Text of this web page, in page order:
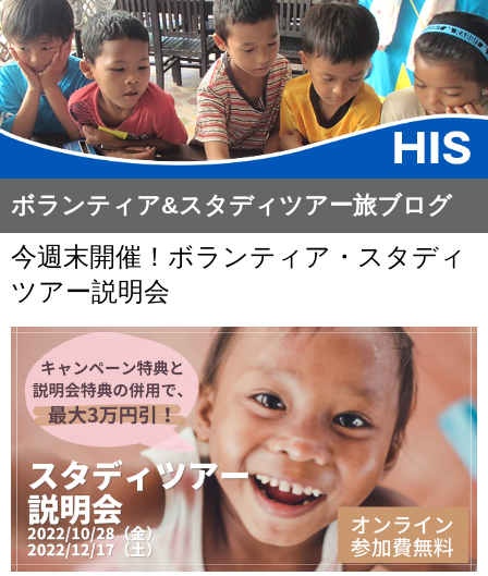
ボランティア&スタディツアー旅ブログ​
今週末開催！ボランティア・スタディ
ツアー説明会